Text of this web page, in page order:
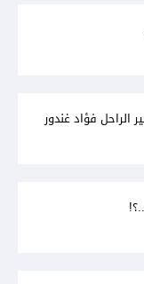
الراحل فؤاد غندور